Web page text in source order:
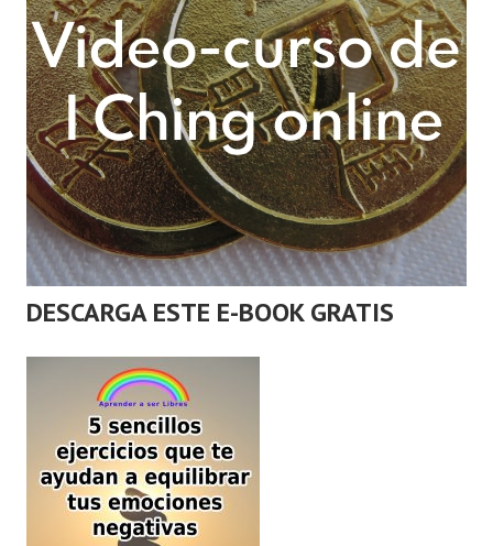
DESCARGA ESTE E-BOOK GRATIS